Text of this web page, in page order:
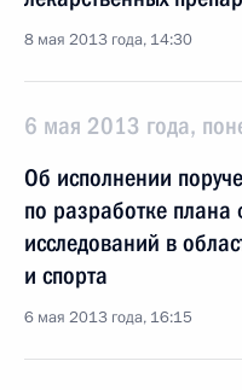
8 мая 2013 года, 14:30
6 мая 2013 года,
Об исполнении
по разработке плана
исследований в
и спорта
6 мая 2013 года, 16:15